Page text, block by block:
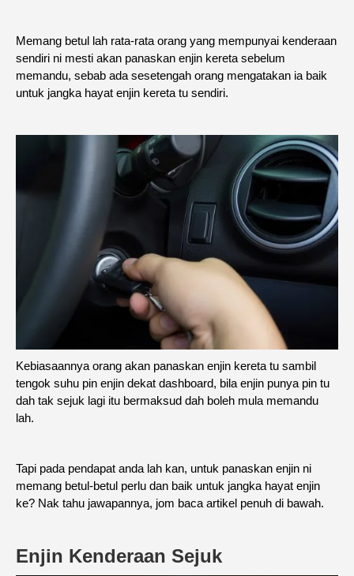
Memang betul lah rata-rata orang yang mempunyai kenderaan
sendiri ni mesti akan panaskan enjin kereta sebelum
memandu, sebab ada sesetengah orang mengatakan ia baik
untuk jangka hayat enjin kereta tu sendiri.
Kebiasaannya orang akan panaskan enjin kereta tu sambil
tengok suhu pin enjin dekat dashboard, bila enjin punya pin tu
dah tak sejuk lagi itu bermaksud dah boleh mula memandu
lah.
Tapi pada pendapat anda lah kan, untuk panaskan enjin ni
memang betul-betul perlu dan baik untuk jangka hayat enjin
ke? Nak tahu jawapannya, jom baca artikel penuh di bawah.
Enjin Kenderaan Sejuk